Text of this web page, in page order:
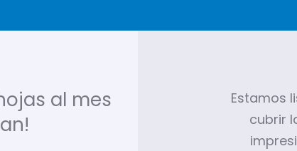
al mes
Estamos
cubrir